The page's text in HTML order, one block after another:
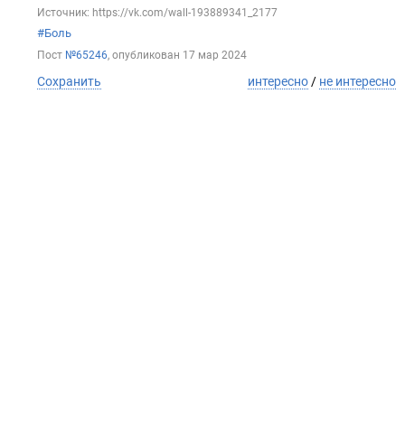
Источник: https://vk.com/wall-193889341_2177
#Боль
Пост №65246, опубликован 17 мар 2024
Сохранить интересно / не интересно